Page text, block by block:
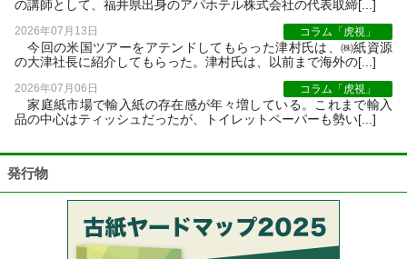
の講師として、福井県出身のアパホテル株式会社の代表取締[...]
2026年07月13日 コラム「虎視」
今回の米国ツアーをアテンドしてもらった津村氏は、㈱紙資源
の大津社長に紹介してもらった。津村氏は、以前まで海外の[...]
2026年07月06日 コラム「虎視」
家庭紙市場で輸入紙の存在感が年々増している。これまで輸入
品の中心はティッシュだったが、トイレットペーパーも勢い[...]
発行物